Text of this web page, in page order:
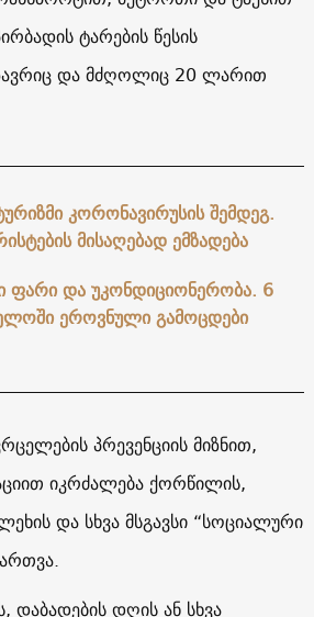
ტარების წესის
და მძღოლიც 20 ლარით
კორონავირუსის შემდეგ.
მისაღებად ემზადება
ფარი და უკონდიციონერობა. 6
ეროვნული გამოცდები
პრევენციის მიზნით,
იკრძალება ქორწილის,
და სხვა მსგავსი “სოციალური
დღის ან სხვა